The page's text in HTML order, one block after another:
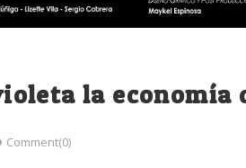
la economía
Comment(0)